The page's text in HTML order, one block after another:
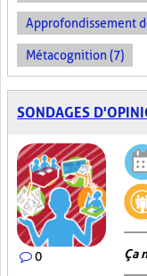
Approfondissement
Métacognition (7)
SONDAGES
0 Ça